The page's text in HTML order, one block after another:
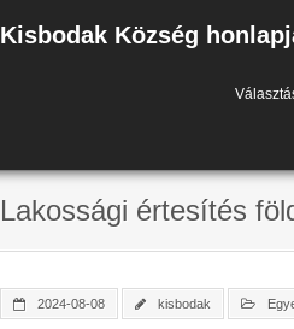
Kisbodak Község
Lakossági értesítés
2024-08-08 kisbodak